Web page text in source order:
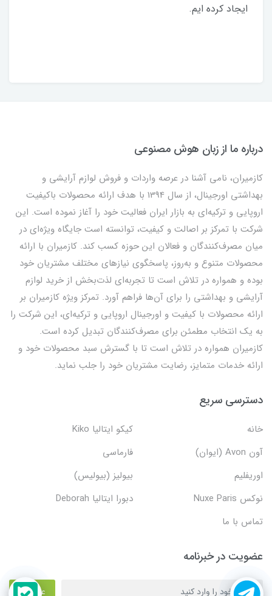
ایجاد کرده ایم.
درباره ما از زبان هوش مصنوعی
کازمیران، نامی آشنا در عرصه واردات و فروش لوازم آرایشی و
بهداشتی اورجینال، از سال 1394 با هدف ارائه محصولات باکیفیت
اروپایی و ترکیه‌ای به بازار ایران فعالیت خود را آغاز نموده است. این
شرکت با تمرکز بر اصالت و کیفیت، توانسته است جایگاه ویژه‌ای در
میان مصرف‌کنندگان و فعالان این حوزه کسب کند. کازمیران با ارائه
محصولات متنوع و به‌روز، پاسخگوی نیازهای مختلف مشتریان خود
بوده و همواره در تلاش است تا تجربه‌ای لذت‌بخش از خرید لوازم
آرایشی و بهداشتی را برای آن‌ها فراهم آورد. تمرکز ویژه کازمیران بر
ارائه محصولات با کیفیت و اورجینال اروپایی و ترکیه‌ای، این شرکت را
به یک انتخاب مطمئن برای مصرف‌کنندگان تبدیل کرده است.
کازمیران همواره در تلاش است تا با گسترش سبد محصولات خود و
ارائه خدمات متمایز، رضایت مشتریان خود را جلب نماید.
دسترسی سریع
خانه
کیکو ایتالیا Kiko
آون Avon (ایوان)
فارماسی
اوریفلیم
بیولیز (بیولیس)
نوکس Nuxe Paris
دبورا ایتالیا Deborah
تماس با ما
عضویت در خبرنامه
عضویت